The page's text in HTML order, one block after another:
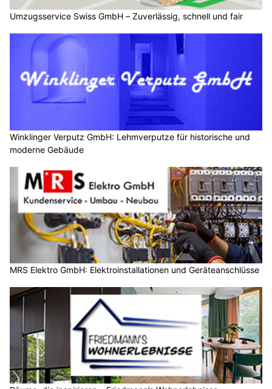
Umzugsservice Swiss GmbH – Zuverlässig, schnell und fair
Winklinger Verputz GmbH: Lehmverputze für historische und
moderne Gebäude
MRS Elektro GmbH: Elektroinstallationen und Geräteanschlüsse